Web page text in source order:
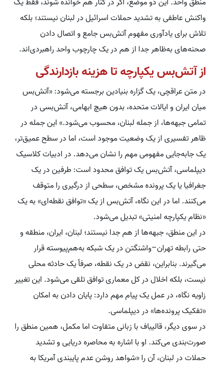
منطق واحد. این دو موضع، اگر در کنار هم خوانده شوند، فقط یک
واکنش عاطفی به تشدید حملات اسرائیل در لبنان نیستند؛ بلکه
تلاش برای یادآوری مفهوم آتش‌بس جامع و اتصال دادن
صحنه‌های به‌ظاهر جدا از هم در یک چارچوب واحد راهبردی‌اند.
از آتش‌بس یکپارچه تا هزینه بازدارندگی
در متن عراقچی، یک گزاره بنیادین برجسته می‌شود: «آتش‌بس
میان ایران و ایالات متحده، بدون هیچ ابهامی، آتش‌بسی در
تمامی جبهه‌ها، از جمله لبنان، محسوب می‌شود.» این جمله در
ظاهر تفسیری از یک وضعیت موجود است، اما در سطح عمیق‌تر،
یک جابه‌جایی مفهومی مهم را نشان می‌دهد. در ادبیات کلاسیک
دیپلماسی، آتش‌بس یک توافق محدود است: طرفین در یک
جغرافیا یا یک پرونده مشخص، سطحی از درگیری را متوقف
می‌کنند. اما در این نگاه، آتش‌بس از یک «توافق نقطه‌ای» به یک
«نظام یکپارچه امنیتی» تبدیل می‌شود.
در این منطق، جبهه‌ها از هم جدا نیستند؛ لبنان، ایران، منطقه و
حتی رابطه تهران–واشنگتن در یک شبکه به‌هم‌پیوسته قرار
می‌گیرند. بنابراین، نقض در یک نقطه، صرفاً یک حادثه محلی
نیست، بلکه اخلال در کل معماری توافق تلقی می‌شود. این تغییر
زاویه نگاه، در عمل یک پیام مهم دارد: پایان دادن به امکان
«تفکیک پرونده‌ها» در دیپلماسی.
در سوی دیگر، قالیباف با زبانی متفاوت اما مکمل، همین منطق را
صورت‌بندی می‌کند. او با اشاره به محاصره دریایی و تشدید
حملات در لبنان، آن را «شواهد روشن عدم پایبندی آمریکا به